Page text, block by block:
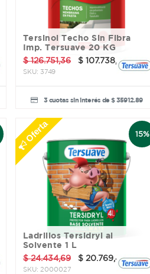
Tersinol Techo Sin Fibra
Imp. Tersuave 20 KG
$126.751,36 $ 107.738,66
SKU: 3749
3 cuotas sin interés de $ 35912.89
15%
Oferta
Ladrillos Tersidryl al
Solvente 1 L
$24.434,69 $ 20.769,49
SKU: 2000027